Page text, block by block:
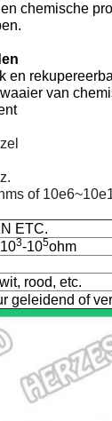
chemische
en
van
of
ETC.
3-105ohm
rood, etc.
geleidend of